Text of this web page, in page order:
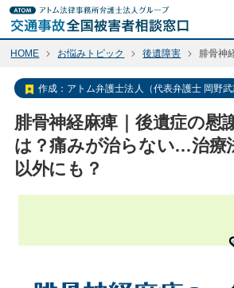
HOME お悩みトピック 後遺障害 腓骨神
作成：アトム弁護士法人（代表弁護士
腓骨神経麻痺｜後遺症の慰
は？痛みが治らない…治療
以外にも？